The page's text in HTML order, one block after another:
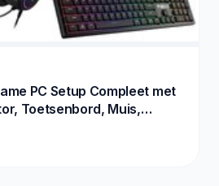
PC Setup Compleet met
Toetsenbord, Muis,